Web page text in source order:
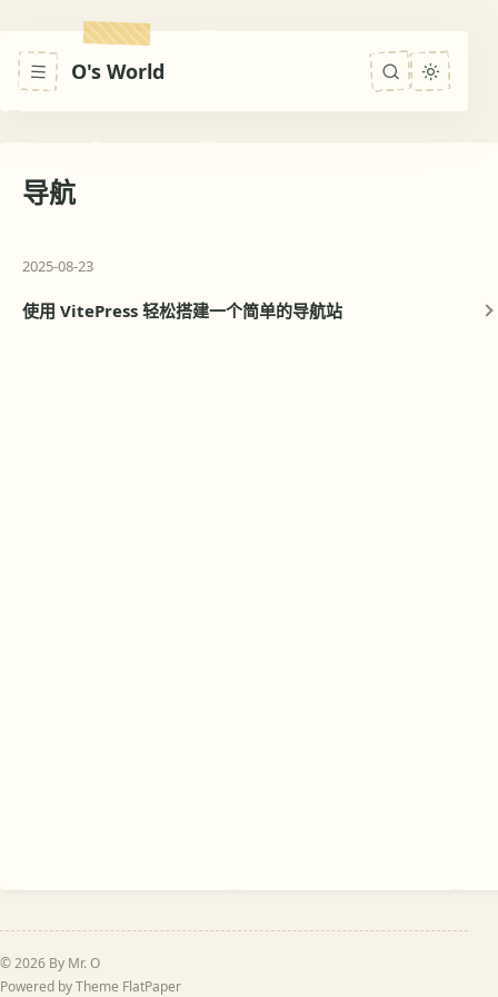
O's World
导航
2025-08-23
使用 VitePress 轻松搭建一个简单的导航站
© 2026 By Mr. O
Powered by Theme FlatPaper